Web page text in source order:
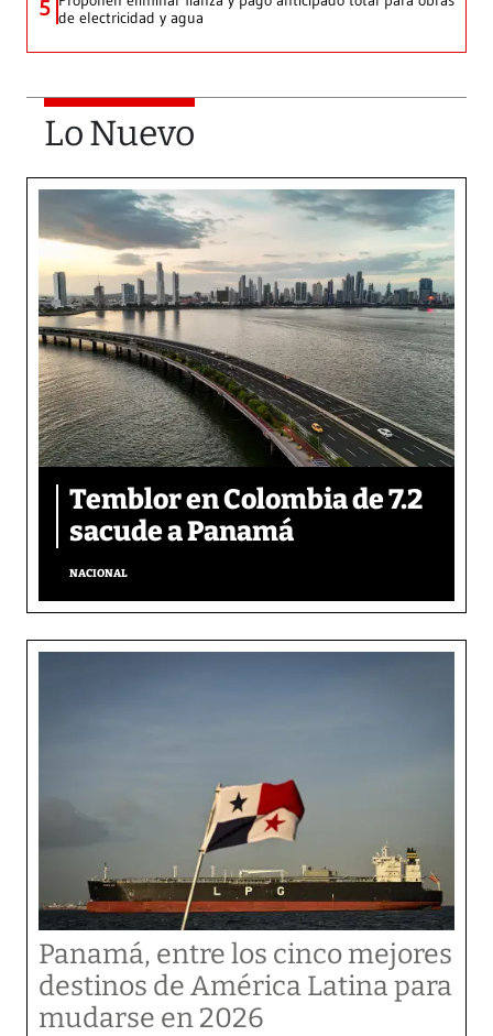
5 de electricidad y agua
Lo Nuevo
Temblor en Colombia de 7.2
sacude a Panamá
NACIONAL
Panamá, entre los cinco mejores
destinos de América Latina para
mudarse en 2026